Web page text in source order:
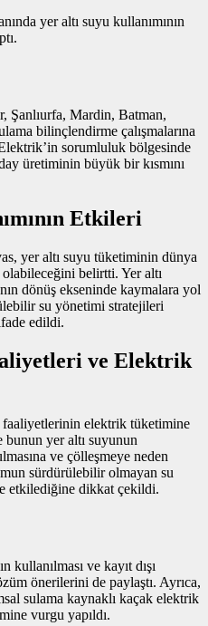
yer altı suyu kullanımının
Şanlıurfa, Mardin, Batman,
bilinçlendirme çalışmalarına
sorumluluk bölgesinde
üretiminin büyük bir kısmını
Etkileri
yer altı suyu tüketiminin dünya
belirtti. Yer altı
dönüş ekseninde kaymalara yol
su yönetimi stratejileri
edildi.
ve Elektrik
faaliyetlerinin elektrik tüketimine
bunun yer altı suyunun
ve çölleşmeye neden
sürdürülebilir olmayan su
etkilediğine dikkat çekildi.
kullanılması ve kayıt dışı
önerilerini de paylaştı. Ayrıca,
sulama kaynaklı kaçak elektrik
vurgu yapıldı.